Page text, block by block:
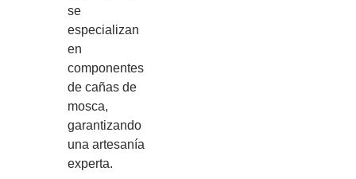
se
especializan
en
componentes
de cañas de
mosca,
garantizando
una artesanía
experta.